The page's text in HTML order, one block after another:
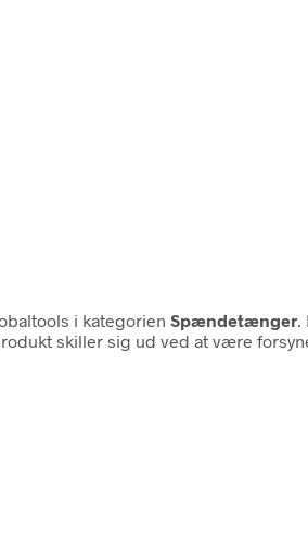
i kategorien Spændetænger
skiller sig ud ved at være